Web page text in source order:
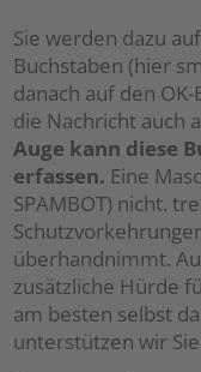
Sie werden dazu
Buchstaben (hier
danach auf den
die Nachricht auch
Auge kann diese
erfassen. Eine
SPAMBOT) nicht.
überhandnimmt.
zusätzliche Hürde
am besten selbst
unterstützen wir